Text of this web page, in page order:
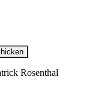
Rosenthal